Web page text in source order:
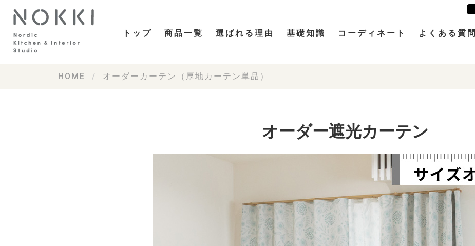
トップ 商品一覧 選ばれる理由 基礎知識 コーディネート よくある質問
HOME オーダーカーテン（厚地カーテン単品）
オーダー遮光カーテン